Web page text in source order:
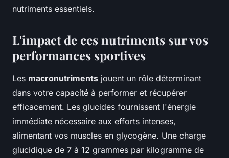
nutriments essentiels.
L'impact de ces nutriments sur vos
performances sportives
Les macronutriments jouent un rôle déterminant
dans votre capacité à performer et récupérer
efficacement. Les glucides fournissent l'énergie
immédiate nécessaire aux efforts intenses,
alimentant vos muscles en glycogène. Une charge
glucidique de 7 à 12 grammes par kilogramme de